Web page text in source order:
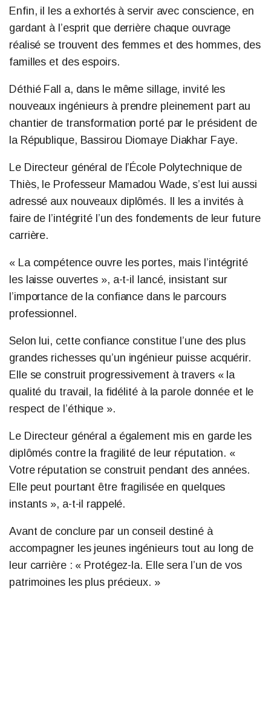
Enfin, il les a exhortés à servir avec conscience, en
gardant à l’esprit que derrière chaque ouvrage
réalisé se trouvent des femmes et des hommes, des
familles et des espoirs.
Déthié Fall a, dans le même sillage, invité les
nouveaux ingénieurs à prendre pleinement part au
chantier de transformation porté par le président de
la République, Bassirou Diomaye Diakhar Faye.
Le Directeur général de l’École Polytechnique de
Thiès, le Professeur Mamadou Wade, s’est lui aussi
adressé aux nouveaux diplômés. Il les a invités à
faire de l’intégrité l’un des fondements de leur future
carrière.
« La compétence ouvre les portes, mais l’intégrité
les laisse ouvertes », a-t-il lancé, insistant sur
l’importance de la confiance dans le parcours
professionnel.
Selon lui, cette confiance constitue l’une des plus
grandes richesses qu’un ingénieur puisse acquérir.
Elle se construit progressivement à travers « la
qualité du travail, la fidélité à la parole donnée et le
respect de l’éthique ».
Le Directeur général a également mis en garde les
diplômés contre la fragilité de leur réputation. «
Votre réputation se construit pendant des années.
Elle peut pourtant être fragilisée en quelques
instants », a-t-il rappelé.
Avant de conclure par un conseil destiné à
accompagner les jeunes ingénieurs tout au long de
leur carrière : « Protégez-la. Elle sera l’un de vos
patrimoines les plus précieux. »